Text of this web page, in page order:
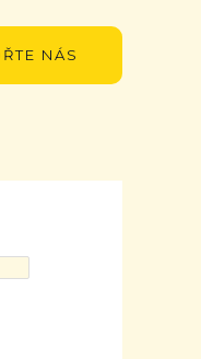
NÁS